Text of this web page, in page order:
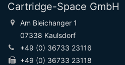
Cartridge-Space GmbH
Am Bleichanger 1
07338 Kaulsdorf
+49 (0) 36733 23116
+49 (0) 36733 23118